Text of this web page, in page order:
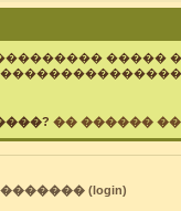
�����
�� ������
(login)